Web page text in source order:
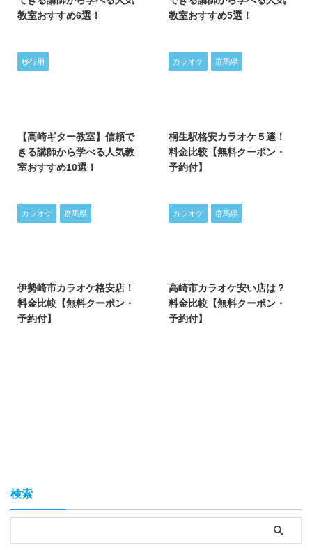
教室おすすめ6選！
教室おすすめ5選！
移行用
【高崎ギター教室】信頼で
きる講師から学べる人気教
室おすすめ10選！
カラオケ 群馬県
桐生駅格安カラオケ５選！
料金比較【無料クーポン・
予約付】
カラオケ 群馬県
伊勢崎市カラオケ格安店！
料金比較【無料クーポン・
予約付】
カラオケ 群馬県
高崎市カラオケ安い店は？
料金比較【無料クーポン・
予約付】
検索